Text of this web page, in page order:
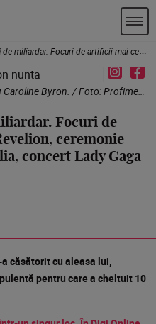
mai ceva ca de Revelion, ceremonie într-o vilă de lux din Italia, concert Lady Gaga
Nunta miliardarului Alan Howard cu Caroline Byron. / Foto: Profimedia
Focuri de
ceremonie
concert Lady Gaga
căsătorit cu aleasa lui,
pentru care a cheltuit 10